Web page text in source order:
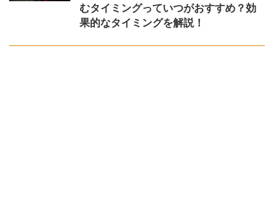
むタイミングっていつがおすすめ？効
果的なタイミングを解説！